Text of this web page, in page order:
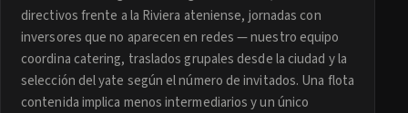
directivos frente a la Riviera ateniense, jornadas con
inversores que no aparecen en redes — nuestro equipo
coordina catering, traslados grupales desde la ciudad y la
selección del yate según el número de invitados. Una flota
contenida implica menos intermediarios y un único